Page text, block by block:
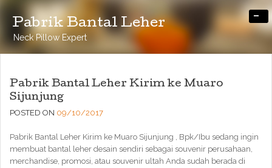
Pabrik Bantal Leher
Neck Pillow Expert
-
Pabrik Bantal Leher Kirim ke Muaro
Sijunjung
POSTED ON 09/10/2017
Pabrik Bantal Leher Kirim ke Muaro Sijunjung , Bpk/Ibu sedang ingin
membuat bantal leher desain sendiri sebagai souvenir perusahaan,
merchandise, promosi, atau souvenir ultah Anda sudah berada di